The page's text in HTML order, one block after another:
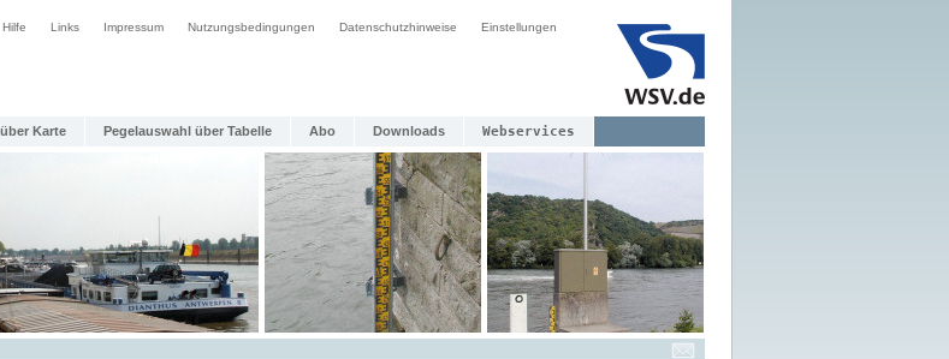
Hilfe Links Impressum Nutzungsbedingungen Datenschutzhinweise Einstellungen
Karte Pegelauswahl über Tabelle Abo Downloads Webservices